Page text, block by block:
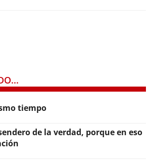
tiempo
de la verdad, porque en eso